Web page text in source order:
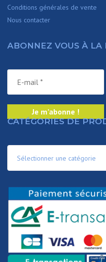
Conditions générales de vente
Nous contacter
ABONNEZ VOUS À LA
CATÉGORIES DE
Sélectionner une catégorie